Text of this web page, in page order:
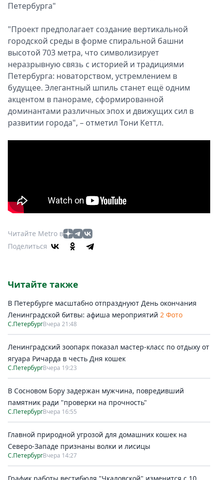
Петербурга"
"Проект предполагает создание вертикальной
городской среды в форме спиральной башни
высотой 703 метра, что символизирует
неразрывную связь с историей и традициями
Петербурга: новаторством, устремлением в
будущее. Элегантный шпиль станет ещё одним
акцентом в панораме, сформированной
доминантами различных эпох и движущих сил в
развитии города", – отметил Тони Кеттл.
Читайте Metro в
Поделиться
Читайте также
В Петербурге масштабно отпразднуют День окончания
Ленинградской битвы: афиша мероприятий 2 Фото
С.ПетербургВчера 21:48
Ленинградский зоопарк показал мастер-класс по отдыху от
ягуара Ричарда в честь Дня кошек
С.ПетербургВчера 19:23
В Сосновом Бору задержан мужчина, повредивший
памятник ради "проверки на прочность"
С.ПетербургВчера 16:55
Главной природной угрозой для домашних кошек на
Северо-Западе признаны волки и лисицы
С.ПетербургВчера 14:27